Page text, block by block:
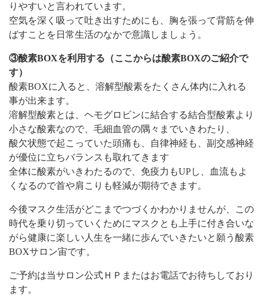
りやすいと言われています。
空気を深く吸って吐き出すためにも、胸を張って背筋を伸
ばすことを日常生活のなかで意識しましょう。
③酸素BOXを利用する（ここからは酸素BOXのご紹介で
す）
酸素BOXに入ると、溶解型酸素をたくさん体内に入れる
事が出来ます。
溶解型酸素とは、ヘモグロビンに結合する結合型酸素より
小さな酸素なので、毛細血管の隅々までいきわたり、
酸欠状態で起こっていた頭痛も、自律神経も、副交感神経
が優位に立ちバランスも取れてきます
全体に酸素がいきわたるので、免疫力もUPし、血流もよ
くなるので首や肩こりも軽減が期待できます。
今後マスク生活がどこまでつづくかわかりませんが、この
時代を乗り切っていくためにマスクとも上手に付き合いな
がら健康に楽しい人生を一緒に歩んでいきたいと願う酸素
BOXサロン宙です。
ご予約は当サロン公式ＨＰまたはお電話でお待ちしており
ます。